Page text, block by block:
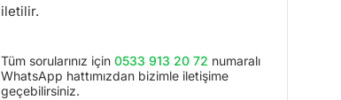
iletilir.
Tüm sorularınız için 0533 913 20 72 numaralı
WhatsApp hattımızdan bizimle iletişime
geçebilirsiniz.